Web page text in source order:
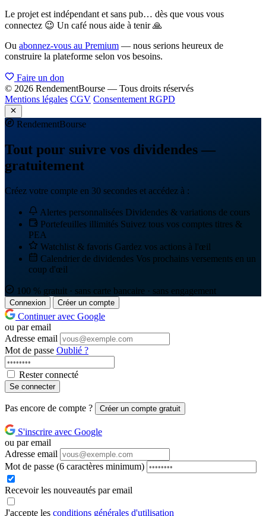
Le projet est indépendant et sans pub… dès que vous vous
connectez 😉 Un café nous aide à tenir 🙏
Ou abonnez-vous au Premium — nous serions heureux de
construire la plateforme selon vos besoins.
Faire un don
© 2026 RendementBourse — Tous droits réservés
Mentions légales CGV Consentement RGPD
RendementBourse
Tout pour suivre vos dividendes —
gratuitement
Créez votre compte en 30 secondes et accédez à :
Alertes personnalisées Dividendes & variations de cours
Portefeuilles illimités Suivez tous vos comptes titres &
PEA
Watchlist & favoris Gardez vos actions à l'œil
Calendrier de dividendes Vos prochains versements en un
coup d'œil
100 % gratuit · sans carte bancaire · sans engagement
Connexion Créer un compte
Continuer avec Google
ou par email
Adresse email
Mot de passe Oublié ?
Rester connecté
Se connecter
Pas encore de compte ? Créer un compte gratuit
S'inscrire avec Google
ou par email
Adresse email
Mot de passe (6 caractères minimum)
Recevoir les nouveautés par email
J'accepte les conditions générales d'utilisation